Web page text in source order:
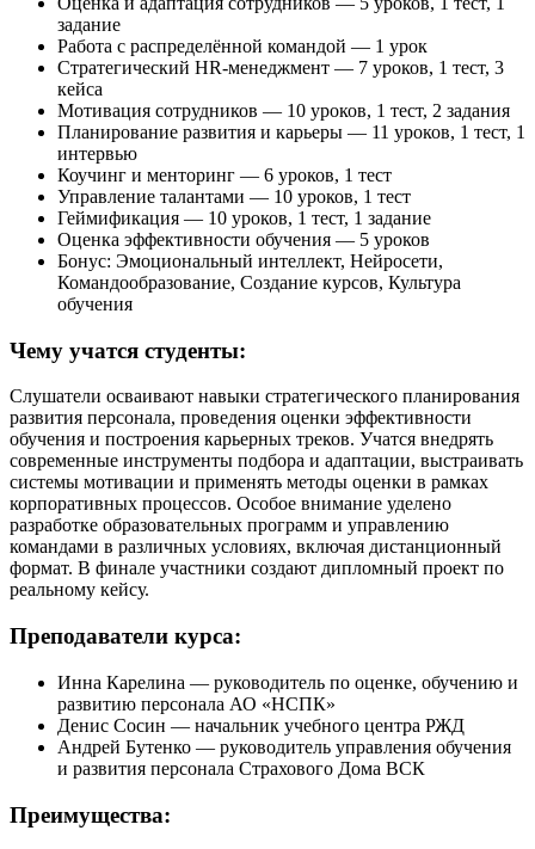
задание
Работа с распределённой командой — 1 урок
Стратегический HR-менеджмент — 7 уроков, 1 тест, 3
кейса
Мотивация сотрудников — 10 уроков, 1 тест, 2 задания
Планирование развития и карьеры — 11 уроков, 1 тест, 1
интервью
Коучинг и менторинг — 6 уроков, 1 тест
Управление талантами — 10 уроков, 1 тест
Геймификация — 10 уроков, 1 тест, 1 задание
Оценка эффективности обучения — 5 уроков
Бонус: Эмоциональный интеллект, Нейросети,
Командообразование, Создание курсов, Культура
обучения
Чему учатся студенты:
Слушатели осваивают навыки стратегического планирования
развития персонала, проведения оценки эффективности
обучения и построения карьерных треков. Учатся внедрять
современные инструменты подбора и адаптации, выстраивать
системы мотивации и применять методы оценки в рамках
корпоративных процессов. Особое внимание уделено
разработке образовательных программ и управлению
командами в различных условиях, включая дистанционный
формат. В финале участники создают дипломный проект по
реальному кейсу.
Преподаватели курса:
Инна Карелина — руководитель по оценке, обучению и
развитию персонала АО «НСПК»
Денис Сосин — начальник учебного центра РЖД
Андрей Бутенко — руководитель управления обучения
и развития персонала Страхового Дома ВСК
Преимущества: